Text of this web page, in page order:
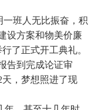
一班人无比振奋，积
设方案和物美价廉
了正式开工典礼。
告到完成论证审
，梦想照进了现